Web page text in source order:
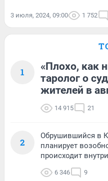
3 июля, 2024, 09:00 1 752
1
«Плохо, как
таролог о
жителей в
14 915 21
2
Обрушившийся в
планирует
происходит внутри
6 346 9